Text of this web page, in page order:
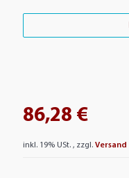
86,28 €
inkl. 19% USt. , zzgl. Versand